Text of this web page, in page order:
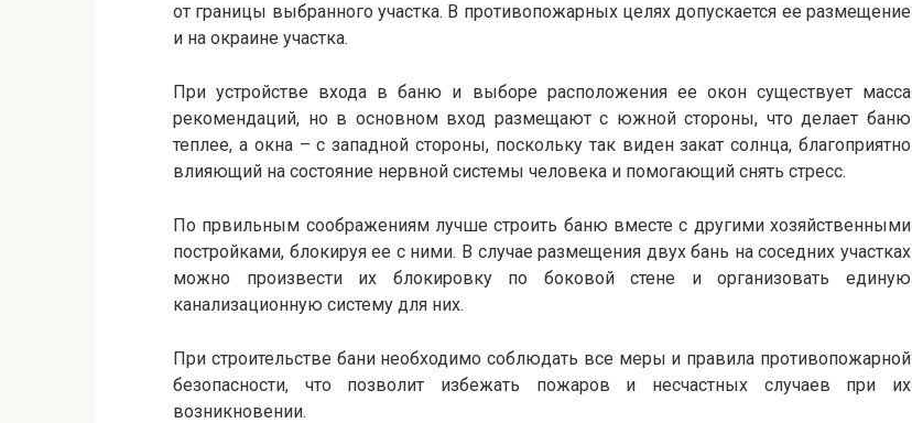
от границы выбранного участка. В противопожарных целях допускается ее размещение
и на окраине участка.
При устройстве входа в баню и выборе расположения ее окон существует масса
рекомендаций, но в основном вход размещают с южной стороны, что делает баню
теплее, а окна – с западной стороны, поскольку так виден закат солнца, благоприятно
влияющий на состояние нервной системы человека и помогающий снять стресс.
По првильным соображениям лучше строить баню вместе с другими хозяйственными
постройками, блокируя ее с ними. В случае размещения двух бань на соседних участках
можно произвести их блокировку по боковой стене и организовать единую
канализационную систему для них.
При строительстве бани необходимо соблюдать все меры и правила противопожарной
безопасности, что позволит избежать пожаров и несчастных случаев при их
возникновении.